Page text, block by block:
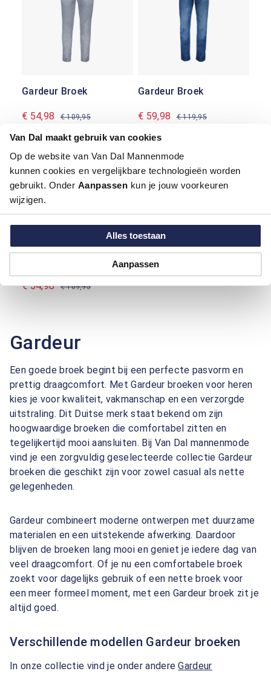
Van Dal maakt gebruik van cookies
Op de website van Van Dal Mannenmode
kunnen cookies en vergelijkbare technologieën worden
gebruikt. Onder Aanpassen kun je jouw voorkeuren
wijzigen.
Alles toestaan
Aanpassen
Gardeur Broek
€ 54,98 € 109,95
Gardeur Broek
€ 59,98 € 119,95
-50%
€ 54,98 € 109,95
Gardeur
Een goede broek begint bij een perfecte pasvorm en
prettig draagcomfort. Met Gardeur broeken voor heren
kies je voor kwaliteit, vakmanschap en een verzorgde
uitstraling. Dit Duitse merk staat bekend om zijn
hoogwaardige broeken die comfortabel zitten en
tegelijkertijd mooi aansluiten. Bij Van Dal mannenmode
vind je een zorgvuldig geselecteerde collectie Gardeur
broeken die geschikt zijn voor zowel casual als nette
gelegenheden.
Gardeur combineert moderne ontwerpen met duurzame
materialen en een uitstekende afwerking. Daardoor
blijven de broeken lang mooi en geniet je iedere dag van
veel draagcomfort. Of je nu een comfortabele broek
zoekt voor dagelijks gebruik of een nette broek voor
een meer formeel moment, met een Gardeur broek zit je
altijd goed.
Verschillende modellen Gardeur broeken
In onze collectie vind je onder andereGardeur